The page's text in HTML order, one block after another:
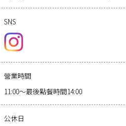
SNS
營業時間
11:00～最後點餐時間14:00
公休日